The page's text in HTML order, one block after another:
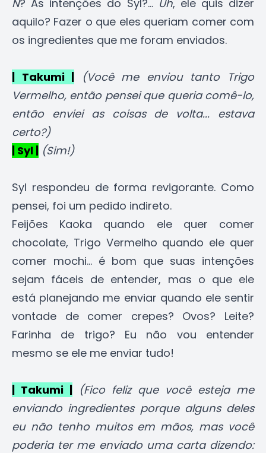
N? As intenções do Syl?... Uh, ele quis dizer
aquilo? Fazer o que eles queriam comer com
os ingredientes que me foram enviados.
| Takumi |
(Você me enviou tanto Trigo
Vermelho, então pensei que queria comê-lo,
então enviei as coisas de volta... estava
certo?)
| Syl | (Sim!)
Syl respondeu de forma revigorante. Como
pensei, foi um pedido indireto.
Feijões Kaoka quando ele quer comer
chocolate, Trigo Vermelho quando ele quer
comer mochi... é bom que suas intenções
sejam fáceis de entender, mas o que ele
está planejando me enviar quando ele sentir
vontade de comer crepes? Ovos? Leite?
Farinha de trigo? Eu não vou entender
mesmo se ele me enviar tudo!
| Takumi | (Fico feliz que você esteja me
enviando ingredientes porque alguns deles
eu não tenho muitos em mãos, mas você
poderia ter me enviado uma carta dizendo: